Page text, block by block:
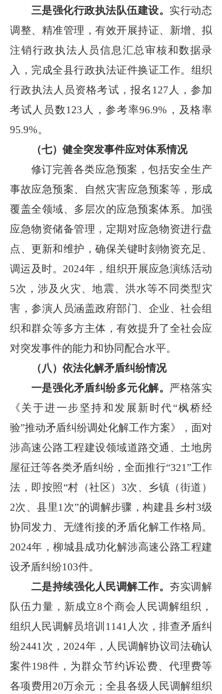
三是强化行政执法队伍建设。 实行动态
调整、精准管理，有效开展持证、新增、拟
注销行政执法人员信息汇总审核和数据录
入，完成全县行政执法证件换证工作。组织
行政执法人员资格考试，报名 127 人，参加
考试人员数123 人，参考率96.9% ，及格率
95.9%。
（七）健全突发事件应对体系情况
修订完善各类应急预案，包括安全生产
事故应急预案、自然灾害应急预案等，形成
覆盖全领域、多层次的应急预案体系。加强
应急物资储备管理，定期对应急物资进行盘
点、更新和维护，确保关键时刻物资充足、
调运及时。 2024年，组织开展应急演练活动
5次，涉及火灾、地震、洪水等不同类型灾
害，参演人员涵盖政府部门、企业、社会组
织和群众等多方主体，有效提升了全社会应
对突发事件的能力和协同配合水平。
（八）依法化解矛盾纠纷情况
一是强化矛盾纠纷多元化解。 严格落实
《关于进一步坚持和发展新时代“枫桥经
验”推动矛盾纠纷调处化解工作方案》，面对
涉高速公路工程建设领域道路交通、土地房
屋征迁等各类矛盾纠纷，全面推行“321”工作
法，即按照“村（社区） 3次、乡镇（街道）
2次、县里1次”的调解步骤，构建县乡村3级
协同发力、无缝衔接的矛盾化解工作格局。
2024年，柳城县成功化解涉高速公路工程建
设矛盾纠纷103件。
二是持续强化人民调解工作。 夯实调解
队伍力量，新成立8个商会人民调解组织，
组织人民调解员培训 1141人次，排查矛盾纠
纷2441次， 2024年，人民调解协议司法确认
案件198件，为群众节约诉讼费、代理费等
各项费用 20万余元；全县各级人民调解组织